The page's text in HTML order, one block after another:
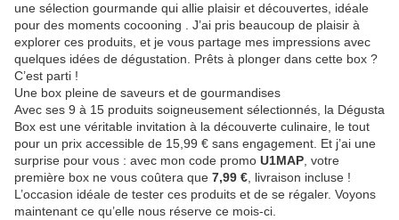
une sélection gourmande qui allie plaisir et découvertes, idéale
pour des moments cocooning . J’ai pris beaucoup de plaisir à
explorer ces produits, et je vous partage mes impressions avec
quelques idées de dégustation. Prêts à plonger dans cette box ?
C’est parti !
Une box pleine de saveurs et de gourmandises
Avec ses 9 à 15 produits soigneusement sélectionnés, la Dégusta
Box est une véritable invitation à la découverte culinaire, le tout
pour un prix accessible de 15,99 € sans engagement. Et j’ai une
surprise pour vous : avec mon code promo U1MAP , votre
première box ne vous coûtera que 7,99 € , livraison incluse !
L’occasion idéale de tester ces produits et de se régaler. Voyons
maintenant ce qu’elle nous réserve ce mois-ci.